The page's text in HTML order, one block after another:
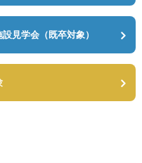
設見学会（既卒対象）